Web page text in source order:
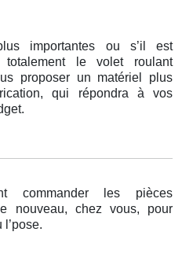
importantes ou s’il est
totalement le volet roulant
proposer un matériel plus
qui répondra à vos
commander les pièces
nouveau, chez vous, pour